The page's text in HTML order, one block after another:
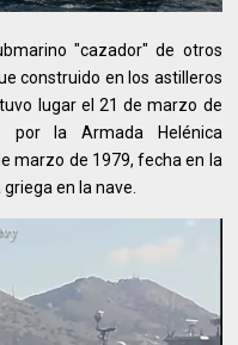
"cazador" de otros
construido en los astilleros
lugar el 21 de marzo de
por la Armada Helénica
marzo de 1979, fecha en la
en la nave.